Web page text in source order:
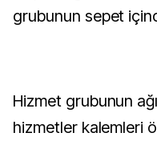
grubunun sepet
Hizmet grubunun
hizmetler kalemleri